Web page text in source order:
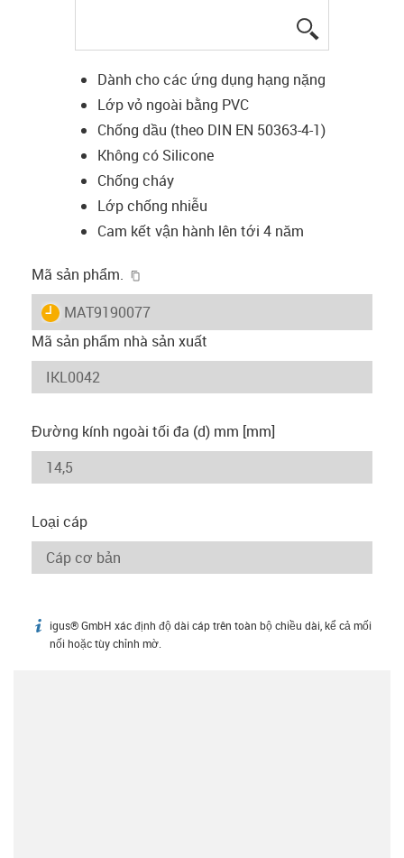
Dành cho các ứng dụng hạng nặng
Lớp vỏ ngoài bằng PVC
Chống dầu (theo DIN EN 50363-4-1)
Không có Silicone
Chống cháy
Lớp chống nhiễu
Cam kết vận hành lên tới 4 năm
Mã sản phẩm.
igus-icon-lieferzeit
MAT9190077
Mã sản phẩm nhà sản xuất
Đường kính ngoài tối đa (d) mm [mm]
Loại cáp
igus-icon-info
igus® GmbH xác định độ dài cáp trên toàn bộ chiều dài, kể cả mối
nối hoặc tùy chỉnh mờ.